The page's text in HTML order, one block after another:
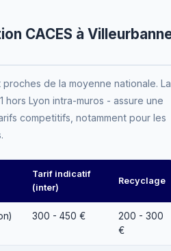
CACES à
de la moyenne nationale. La
Lyon intra-muros - assure une
competitifs, notamment pour les
Tarif indicatif
(inter)
Recyclage
300 - 450 €
200 - 300
€